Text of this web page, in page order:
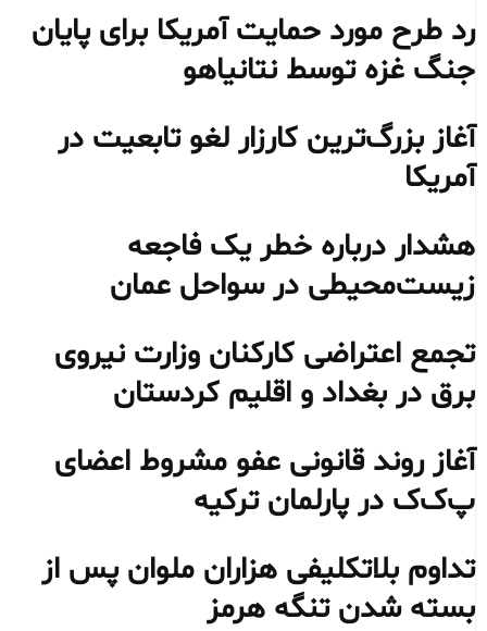
رد طرح مورد حمایت آمریکا برای پایان
جنگ غزه توسط نتانیاهو
آغاز بزرگ‌ترین کارزار لغو تابعیت در
آمریکا
هشدار درباره خطر یک فاجعه
زیست‌محیطی در سواحل عمان
تجمع اعتراضی کارکنان وزارت نیروی
برق در بغداد و اقلیم کردستان
آغاز روند قانونی عفو مشروط اعضای
پ‌ک‌ک در پارلمان ترکیه
تداوم بلاتکلیفی هزاران ملوان پس از
بسته شدن تنگه هرمز